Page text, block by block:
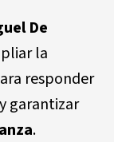
De
la
responder
garantizar
.